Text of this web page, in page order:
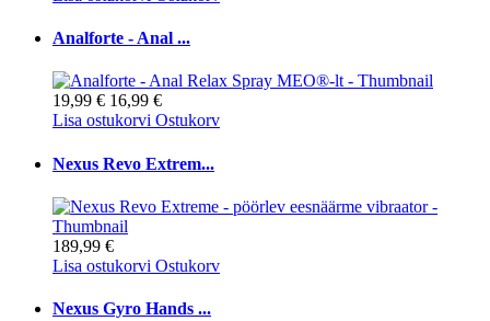
Analforte - Anal ...
19,99 € 16,99 €
Lisa ostukorvi Ostukorv
Nexus Revo Extrem...
189,99 €
Lisa ostukorvi Ostukorv
Nexus Gyro Hands ...